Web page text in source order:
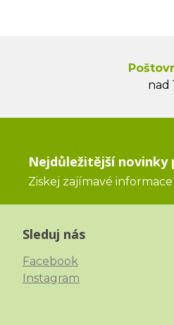
nad
Nejdůležitější novinky
Ziskej zajímavé
Sleduj nás
Facebook
Instagram